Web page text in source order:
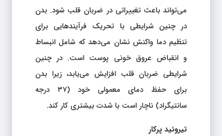
می‌تواند باعث تغییراتی در ضربان قلب شود. بدن
در چنین شرایطی با تحریک فرآیندهایی برای
تنظیم دما واکنش نشان می‌دهد که شامل انبساط
و انقباض عروق خونی پوست است. در چنین
شرایطی ضربان قلب افزایش می‌یابد، زیرا بدن
برای حفظ دمای معمولی خود (۳۷ درجه
سانتیگراد) ناچار است با شدت بیشتری کار کند.
تیروئید پرکار